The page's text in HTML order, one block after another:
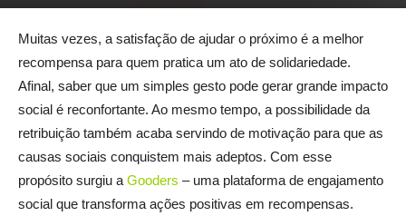
Muitas vezes, a satisfação de ajudar o próximo é a melhor
recompensa para quem pratica um ato de solidariedade.
Afinal, saber que um simples gesto pode gerar grande impacto
social é reconfortante. Ao mesmo tempo, a possibilidade da
retribuição também acaba servindo de motivação para que as
causas sociais conquistem mais adeptos. Com esse
propósito surgiu a Gooders – uma plataforma de engajamento
social que transforma ações positivas em recompensas.